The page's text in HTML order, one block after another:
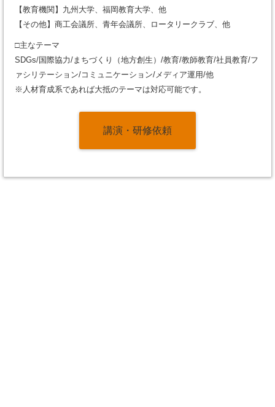
【教育機関】九州大学、福岡教育大学、他
【その他】商工会議所、青年会議所、ロータリークラブ、他
□主なテーマ
SDGs/国際協力/まちづくり（地方創生）/教育/教師教育/社員教育/フ
ァシリテーション/コミュニケーション/メディア運用/他
※人材育成系であれば大抵のテーマは対応可能です。
講演・研修依頼